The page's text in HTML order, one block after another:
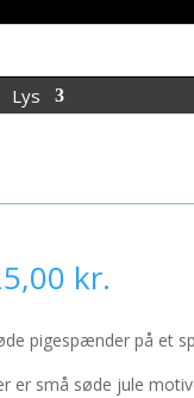
Lys
kr.
pigespænder på et
er små søde jule